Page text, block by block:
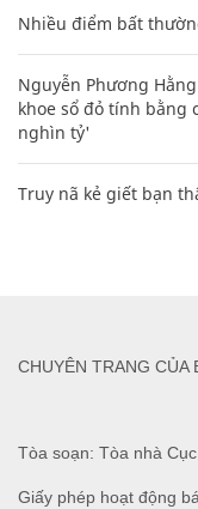
Nhiều điểm bất
Nguyễn Phương
khoe sổ đỏ tính bằng
nghìn tỷ'
Truy nã kẻ giết bạn
Tòa soạn: Tòa nhà
Giấy phép hoạt động
CHUYÊN TRANG CỦA